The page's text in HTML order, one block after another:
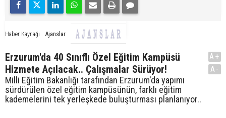
Haber Kaynağı Ajanslar
Erzurum'da 40 Sınıflı Özel Eğitim Kampüsü
Hizmete Açılacak.. Çalışmalar Sürüyor!
Milli Eğitim Bakanlığı tarafından Erzurum'da yapımı
sürdürülen özel eğitim kampüsünün, farklı eğitim
kademelerini tek yerleşkede buluşturması planlanıyor..
A+
A-